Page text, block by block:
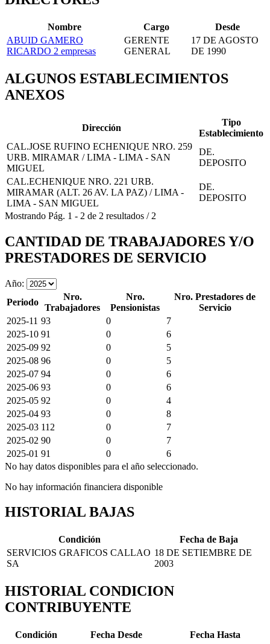
Nombre Cargo
Desde
ABUID GAMERO
RICARDO 2 empresas
GERENTE
GENERAL
17 DE AGOSTO
DE 1990
ALGUNOS ESTABLECIMIENTOS
ANEXOS
Dirección
Tipo
Establecimiento
CAL.JOSE RUFINO ECHENIQUE NRO. 259
URB. MIRAMAR / LIMA - LIMA - SAN
MIGUEL
DE.
DEPOSITO
CAL.ECHENIQUE NRO. 221 URB.
MIRAMAR (ALT. 26 AV. LA PAZ) / LIMA -
LIMA - SAN MIGUEL
DE.
DEPOSITO
Mostrando Pág. 1 - 2 de 2 resultados / 2
CANTIDAD DE TRABAJADORES Y/O
PRESTADORES DE SERVICIO
Año:
Periodo
Nro.
Trabajadores
Nro.
Pensionistas
Nro. Prestadores de
Servicio
2025-11 93 0
7
2025-10 91 0
6
2025-09 92 0
5
2025-08 96 0
5
2025-07 94 0
6
2025-06 93 0
6
2025-05 92 0
4
2025-04 93 0
8
2025-03 112 0
7
2025-02 90 0
7
2025-01 91 0
6
No hay datos disponibles para el año seleccionado.
No hay información financiera disponible
HISTORIAL BAJAS
Condición
Fecha de Baja
SERVICIOS GRAFICOS CALLAO
SA
18 DE SETIEMBRE DE
2003
HISTORIAL CONDICION
CONTRIBUYENTE
Condición Fecha Desde
Fecha Hasta